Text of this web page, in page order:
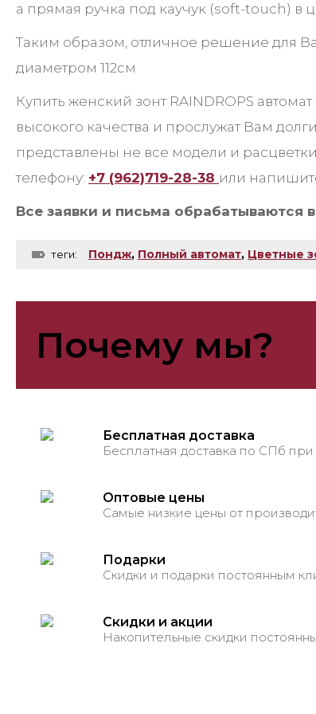
а прямая ручка под каучук (soft-touch) в
Таким образом, отличное решение для
диаметром 112см
Купить женский зонт RAINDROPS
высокого качества и прослужат Вам
представлены не все модели и
телефону: +7 (962)719-28-38 или
Все заявки и письма обрабатываются
теги: Пондж, Полный автомат, Цветные
Почему мы?
Бесплатная доставка
Бесплатная доставка по СПб при
Оптовые цены
Самые низкие цены от
Подарки
Скидки и подарки постоянным
Скидки и акции
Накопительные скидки